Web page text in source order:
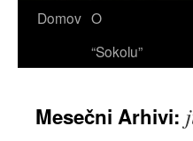
Domov O
“Sokolu”
Mesečni Arhivi: